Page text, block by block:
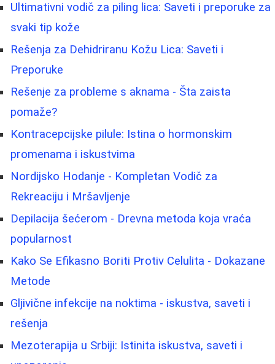
Ultimativni vodič za piling lica: Saveti i preporuke za
svaki tip kože
Rešenja za Dehidriranu Kožu Lica: Saveti i
Preporuke
Rešenje za probleme s aknama - Šta zaista
pomaže?
Kontracepcijske pilule: Istina o hormonskim
promenama i iskustvima
Nordijsko Hodanje - Kompletan Vodič za
Rekreaciju i Mršavljenje
Depilacija šećerom - Drevna metoda koja vraća
popularnost
Kako Se Efikasno Boriti Protiv Celulita - Dokazane
Metode
Gljivične infekcije na noktima - iskustva, saveti i
rešenja
Mezoterapija u Srbiji: Istinita iskustva, saveti i